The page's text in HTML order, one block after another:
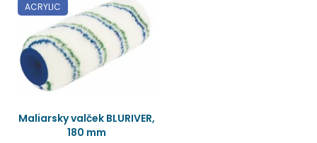
ACRYLIC
Maliarsky valček BLURIVER,
180 mm